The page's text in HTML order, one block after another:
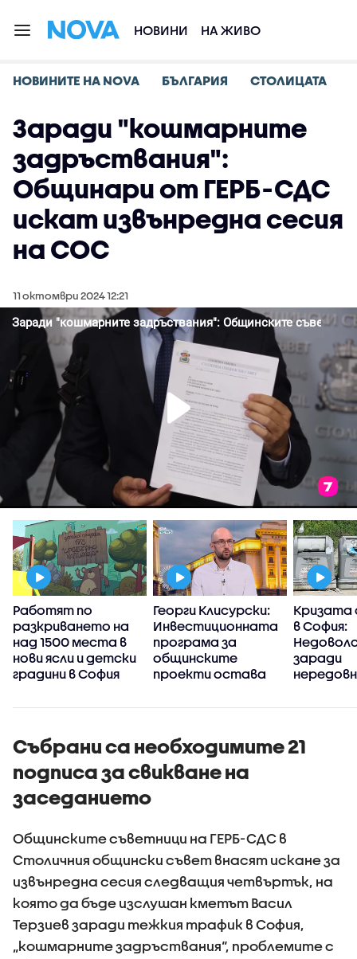
НОВИНИ НА ЖИВО
НОВИНИТЕ НА NOVA БЪЛГАРИЯ СТОЛИЦАТА
Заради "кошмарните
задръствания":
Общинари от ГЕРБ-СДС
искат извънредна сесия
на СОС
11 октомври 2024 12:21
Работят по
разкриването на
над 1500 места в
нови ясли и детски
градини в София
Георги Клисурски:
Инвестиционната
програма за
общинските
проекти остава
Кризата
в София:
заради
зона 3
Събрани са необходимите 21
подписа за свикване на
заседанието
Общинските съветници на ГЕРБ-СДС в
Столичния общински съвет внасят искане за
извънредна сесия следващия четвъртък, на
която да бъде изслушан кметът Васил
Терзиев заради тежкия трафик в София,
„кошмарните задръствания“, проблемите с